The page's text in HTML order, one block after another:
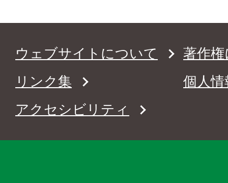
ウェブサイトについて
著作
リンク集
個人
アクセシビリティ